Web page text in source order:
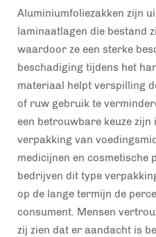
Aluminiumfoliezakken zijn
laminaatlagen die bestand
waardoor ze een sterke
beschadiging tijdens het
materiaal helpt verspilling
of ruw gebruik te
een betrouwbare keuze
verpakking van
medicijnen en cosmetische
bedrijven dit type
op de lange termijn de
consument. Mensen
zij zien dat er aandacht is